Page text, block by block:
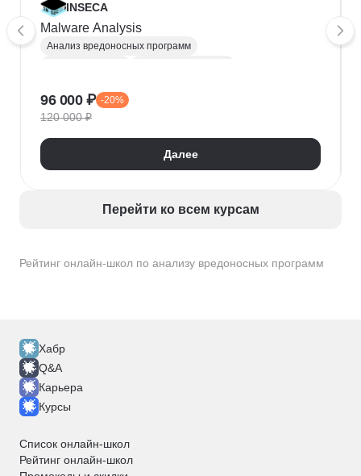
Рейтинг онлайн-школ по анализу вредоносных программ
INSECA
Malware Analysis
Анализ вредоносных программ
Loki
ScyllaDB
96 000 ₽ -20%
120 000 ₽
Далее
Перейти ко всем курсам
Хабр
Q&A
Карьера
Курсы
Список онлайн-школ
Рейтинг онлайн-школ